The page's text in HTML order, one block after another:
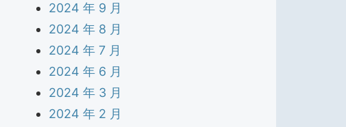
2024 年 9 月
2024 年 8 月
2024 年 7 月
2024 年 6 月
2024 年 3 月
2024 年 2 月